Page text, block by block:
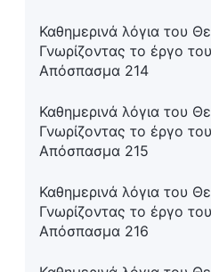
Καθημερινά λόγια του
Γνωρίζοντας το έργο
Απόσπασμα 214
Καθημερινά λόγια του
Γνωρίζοντας το έργο
Απόσπασμα 215
Καθημερινά λόγια του
Γνωρίζοντας το έργο
Απόσπασμα 216